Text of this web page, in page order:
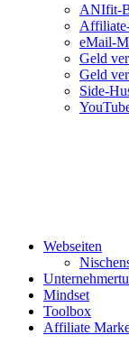
ANIfit-
eMail-
Geld
Geld
Side-
Webseiten
Mindset
Toolbox
Affiliate